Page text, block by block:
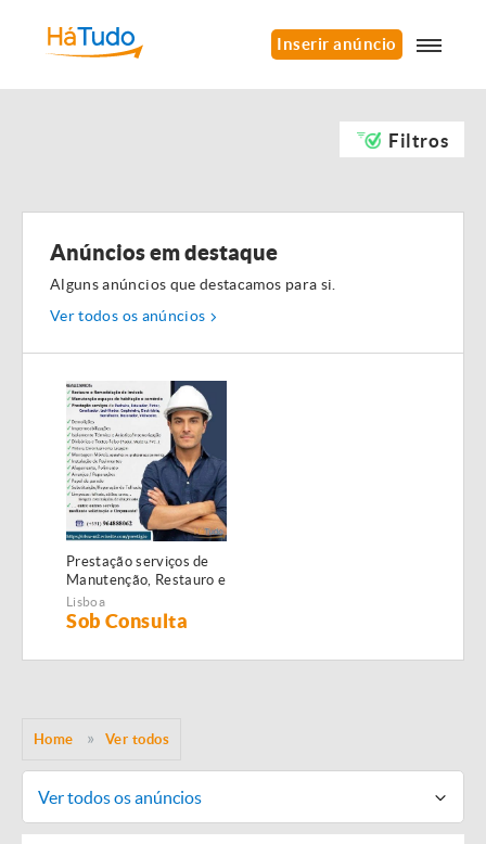
Inserir anúncio
Filtros
Anúncios em destaque
Alguns anúncios que destacamos para si.
Ver todos os anúncios
Prestação serviços de
Manutenção, Restauro e
Remodelação de
imóveis!
Lisboa
Sob Consulta
Home Ver todos
Ver todos os anúncios